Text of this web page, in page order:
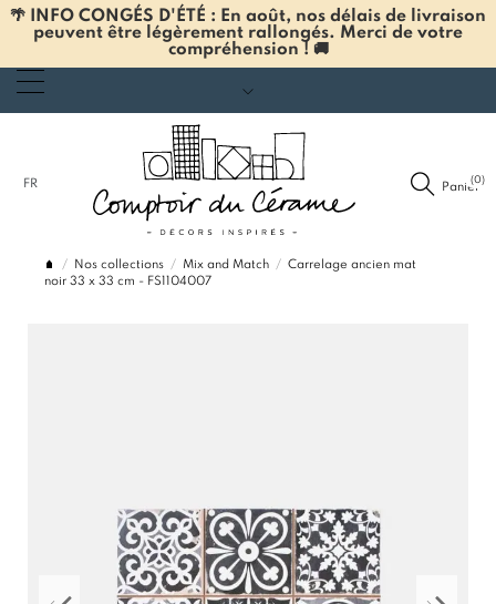
🌴 INFO CONGÉS D'ÉTÉ : En août, nos délais de livraison
peuvent être légèrement rallongés. Merci de votre
compréhension ! 🚚
FR Panier
(0)
Nos collections Mix and Match
Carrelage ancien mat
noir 33 x 33 cm - FS1104007